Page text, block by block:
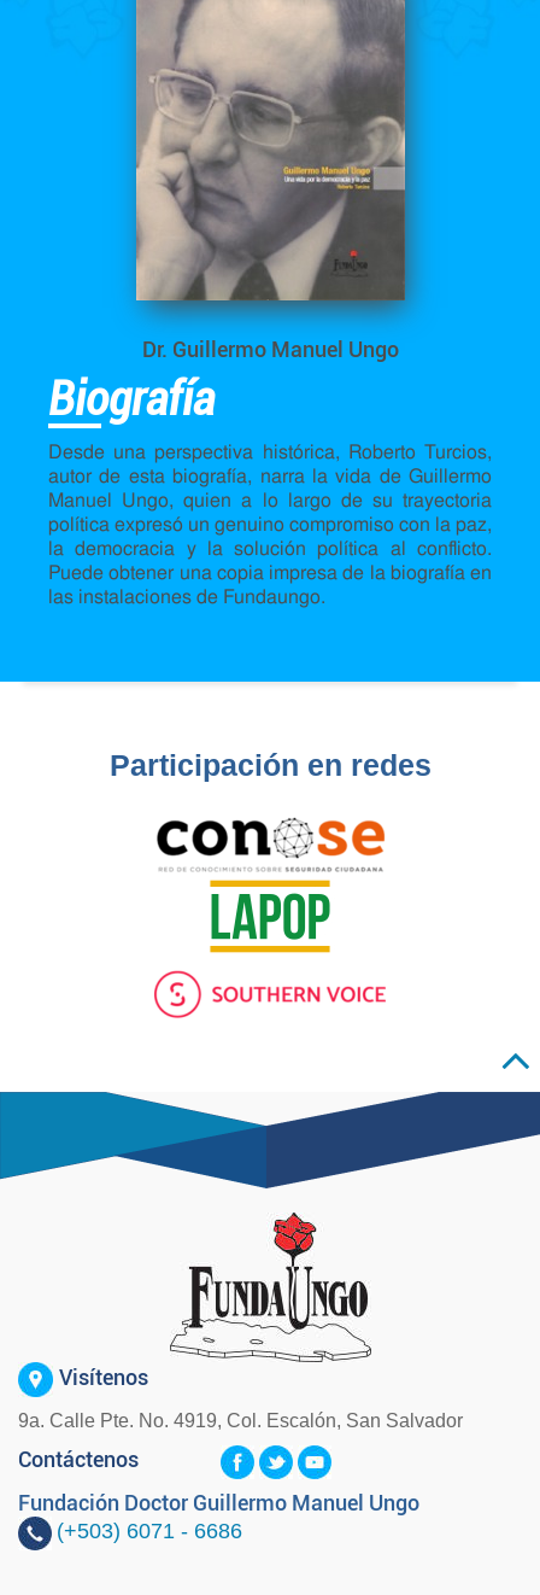
Dr. Guillermo Manuel Ungo
Biografía
Desde una perspectiva histórica, Roberto Turcios,
autor de esta biografía, narra la vida de Guillermo
Manuel Ungo, quien a lo largo de su trayectoria
política expresó un genuino compromiso con la paz,
la democracia y la solución política al conflicto.
Puede obtener una copia impresa de la biografía en
las instalaciones de Fundaungo.
Participación en redes
Visítenos
9a. Calle Pte. No. 4919, Col. Escalón, San Salvador
Contáctenos
Fundación Doctor Guillermo Manuel Ungo
(+503) 6071 - 6686